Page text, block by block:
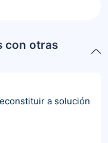
con otras
a solución